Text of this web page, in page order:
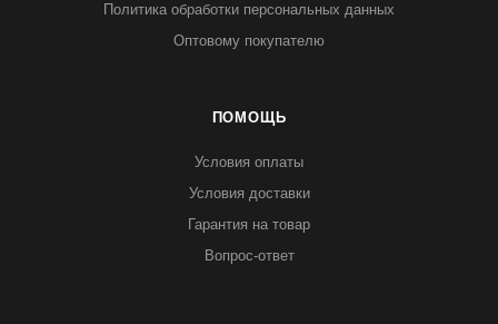
Политика обработки персональных данных
Оптовому покупателю
ПОМОЩЬ
Условия оплаты
Условия доставки
Гарантия на товар
Вопрос-ответ